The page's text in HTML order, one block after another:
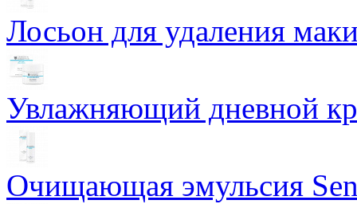
Лосьон для удаления
Увлажняющий дневной
Очищающая эмульсия